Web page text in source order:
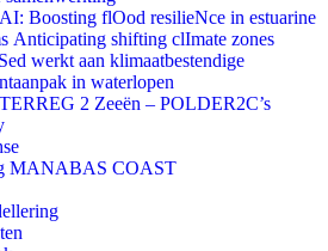
Boosting flOod resilieNce in estuarine
Anticipating shifting clImate zones
werkt aan klimaatbestendige
in waterlopen
2 Zeeën – POLDER2C’s
MANABAS COAST